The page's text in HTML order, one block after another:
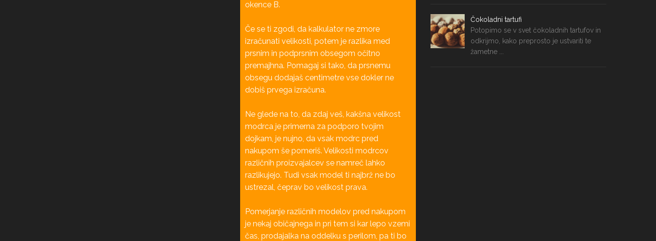
okence B.
Če se ti zgodi, da kalkulator ne zmore
izračunati velikosti, potem je razlika med
prsnim in podprsnim obsegom očitno
premajhna. Pomagaj si tako, da prsnemu
obsegu dodajaš centimetre vse dokler ne
dobiš prvega izračuna.
Ne glede na to, da zdaj veš, kakšna velikost
modrca je primerna za podporo tvojim
dojkam, je nujno, da vsak modrc pred
nakupom še pomeriš. Velikosti modrcov
različnih proizvajalcev se namreč lahko
razlikujejo. Tudi vsak model ti najbrž ne bo
ustrezal, čeprav bo velikost prava.
Pomerjanje različnih modelov pred nakupom
je nekaj običajnega in pri tem si kar lepo vzemi
čas, prodajalka na oddelku s perilom, pa ti bo
Čokoladni tartufi
Potopimo se v svet čokoladnih tartufov in
odkrijmo, kako preprosto je ustvariti te
žametne ...